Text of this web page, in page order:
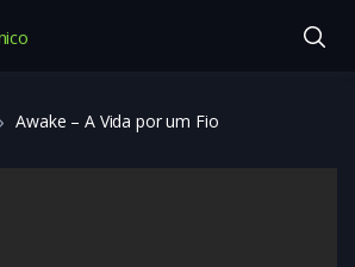
Awake – A Vida por um Fio